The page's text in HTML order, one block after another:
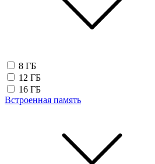
8 ГБ
12 ГБ
16 ГБ
Встроенная память